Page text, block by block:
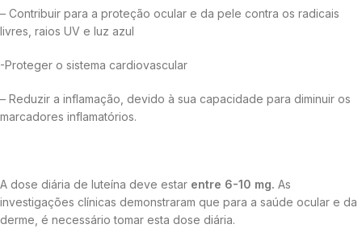
– Contribuir para a proteção ocular e da pele contra os radicais
livres, raios UV e luz azul
-Proteger o sistema cardiovascular
– Reduzir a inflamação, devido à sua capacidade para diminuir os
marcadores inflamatórios.
A dose diária de luteína deve estar entre 6-10 mg. As
investigações clínicas demonstraram que para a saúde ocular e da
derme, é necessário tomar esta dose diária.